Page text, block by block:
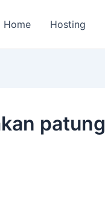
Home Hosting
patung